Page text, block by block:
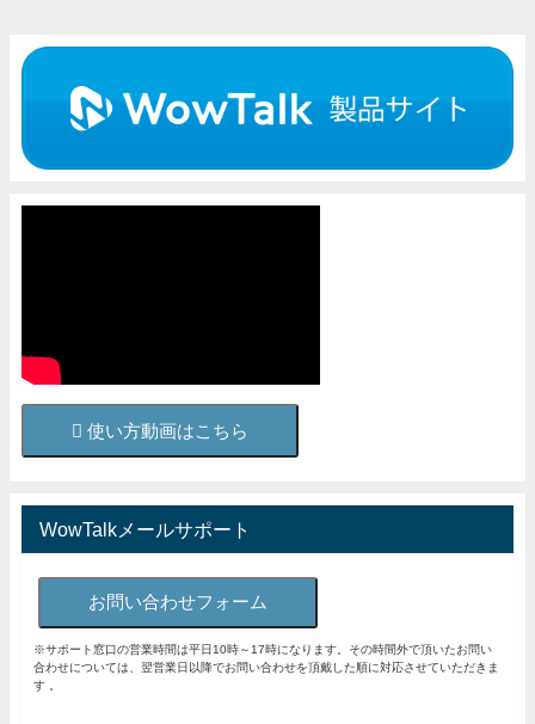
使い方動画はこちら
WowTalkメールサポート
お問い合わせフォーム
※サポート窓口の営業時間は平日10時～17時になります。その時間外で頂いたお問い
合わせについては、翌営業日以降でお問い合わせを頂戴した順に対応させていただきま
す 。